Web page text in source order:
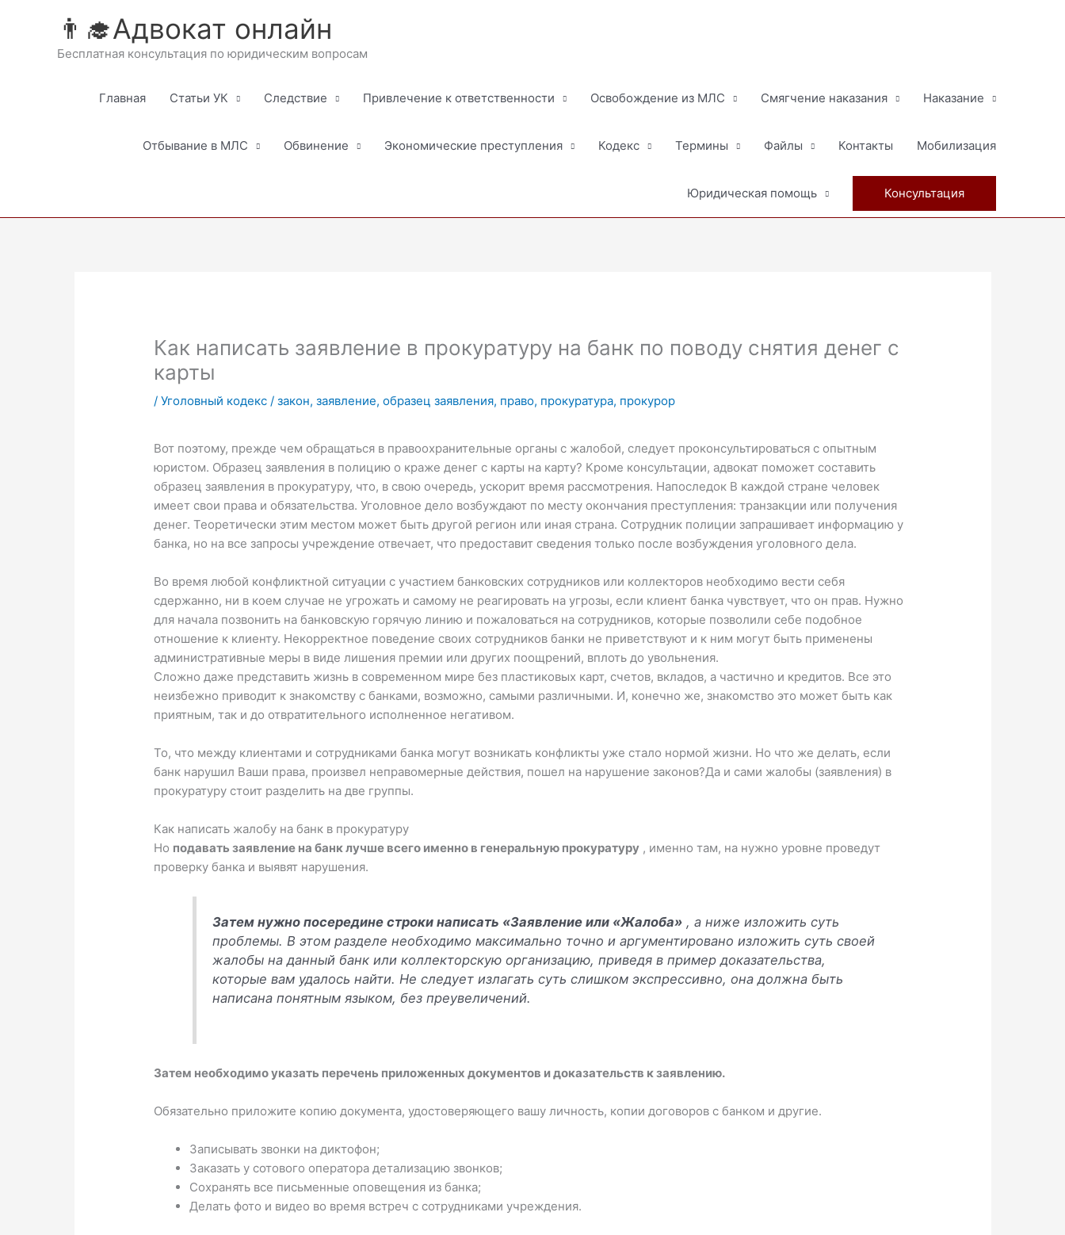
содержимому
👨‍🎓Адвокат онлайн
Бесплатная консультация по юридическим вопросам
Главная Статьи УК Следствие Привлечение к ответственности Освобождение из МЛС Смягчение наказания Наказание
Отбывание в МЛС Обвинение Экономические преступления Кодекс Термины Файлы Контакты Мобилизация
Юридическая помощь Консультация
Как написать заявление в прокуратуру на банк по поводу снятия денег с
карты
/ Уголовный кодекс/ закон, заявление, образец заявления, право, прокуратура, прокурор
Вот поэтому, прежде чем обращаться в правоохранительные органы с жалобой, следует проконсультироваться с опытным
юристом. Образец заявления в полицию о краже денег с карты на карту? Кроме консультации, адвокат поможет составить
образец заявления в прокуратуру, что, в свою очередь, ускорит время рассмотрения. Напоследок В каждой стране человек
имеет свои права и обязательства. Уголовное дело возбуждают по месту окончания преступления: транзакции или получения
денег. Теоретически этим местом может быть другой регион или иная страна. Сотрудник полиции запрашивает информацию у
банка, но на все запросы учреждение отвечает, что предоставит сведения только после возбуждения уголовного дела.
Во время любой конфликтной ситуации с участием банковских сотрудников или коллекторов необходимо вести себя
сдержанно, ни в коем случае не угрожать и самому не реагировать на угрозы, если клиент банка чувствует, что он прав. Нужно
для начала позвонить на банковскую горячую линию и пожаловаться на сотрудников, которые позволили себе подобное
отношение к клиенту. Некорректное поведение своих сотрудников банки не приветствуют и к ним могут быть применены
административные меры в виде лишения премии или других поощрений, вплоть до увольнения.
Сложно даже представить жизнь в современном мире без пластиковых карт, счетов, вкладов, а частично и кредитов. Все это
неизбежно приводит к знакомству с банками, возможно, самыми различными. И, конечно же, знакомство это может быть как
приятным, так и до отвратительного исполненное негативом.
То, что между клиентами и сотрудниками банка могут возникать конфликты уже стало нормой жизни. Но что же делать, если
банк нарушил Ваши права, произвел неправомерные действия, пошел на нарушение законов?Да и сами жалобы (заявления) в
прокуратуру стоит разделить на две группы.
Как написать жалобу на банк в прокуратуру
Но подавать заявление на банк лучше всего именно в генеральную прокуратуру, именно там, на нужно уровне проведут
проверку банка и выявят нарушения.
Затем нужно посередине строки написать «Заявление или «Жалоба», а ниже изложить суть
проблемы. В этом разделе необходимо максимально точно и аргументировано изложить суть своей
жалобы на данный банк или коллекторскую организацию, приведя в пример доказательства,
которые вам удалось найти. Не следует излагать суть слишком экспрессивно, она должна быть
написана понятным языком, без преувеличений.
Затем необходимо указать перечень приложенных документов и доказательств к заявлению.
Обязательно приложите копию документа, удостоверяющего вашу личность, копии договоров с банком и другие.
Записывать звонки на диктофон;
Заказать у сотового оператора детализацию звонков;
Сохранять все письменные оповещения из банка;
Делать фото и видео во время встреч с сотрудниками учреждения.